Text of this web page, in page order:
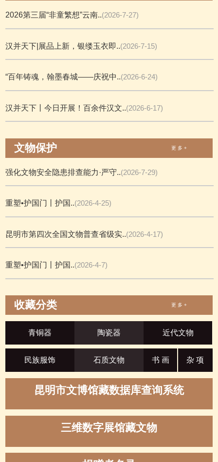
2026第三届“非童繁想”云南..(2026-7-27)
汉并天下|展品上新，银缕玉衣即..(2026-7-15)
“百年铸魂，翰墨春城——庆祝中..(2026-6-24)
汉并天下丨今日开展！百余件汉文..(2026-6-17)
文物保护 更 多 +
强化文物安全隐患排查能力·严守..(2026-7-29)
重塑•护国门丨护国..(2026-4-25)
昆明市第四次全国文物普查省级实..(2026-4-17)
重塑•护国门丨护国..(2026-4-7)
收藏分类 更 多 +
青铜器 陶瓷器 近代文物
民族服饰 石质文物 书 画 杂 项
昆明市文博馆藏数据库查询系统
三维数字展馆藏文物